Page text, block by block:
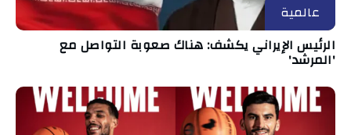
عالمية
الرئيس الإيراني يكشف: هناك صعوبة التواصل مع
'المرشد'